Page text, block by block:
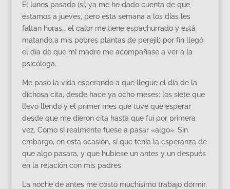
El lunes pasado (sí, ya me he dado cuenta de que
estamos a jueves, pero esta semana a los días les
faltan horas… el calor me tiene espachurrado y está
matando a mis pobres plantas de perejil) por fín llegó
el día de que mi madre me acompañase a ver a la
psicóloga.
Me paso la vida esperando a que llegue el día de la
dichosa cita, desde hace ya ocho meses: los siete que
llevo llendo y el primer mes que tuve que esperar
desde que me dieron cita hasta que fui por primera
vez. Como si realmente fuese a pasar «algo». Sin
embargo, en esta ocasión, sí que tenía la esperanza de
que algo pasara, y que hubiese un antes y un después
en la relación con mis padres.
La noche de antes me costó muchísimo trabajo dormir,